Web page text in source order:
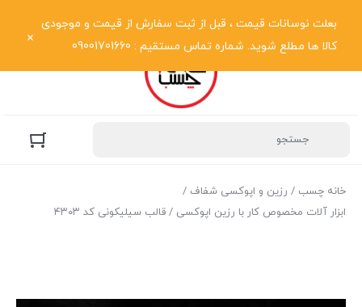
بعلت نوسانات قیمت ، قبل از ثبت سفارش از قیمت و موجودی
کالا ها مطلع شوید. شماره تماس مستقیم : 09001701660
خانه چسب / رزین و اپوکسی شفاف /
ابزار آلات مخصوص کار با رزین اپوکسی / قالب سیلیکونی کد ۴۳۰۳